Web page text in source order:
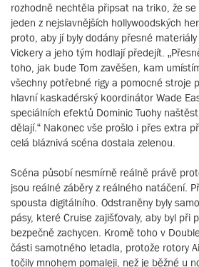
rozhodně nechtěla připsat na triko, že
jeden z nejslavnějších hollywoodských
proto, aby jí byly dodány přesné
Vickery a jeho tým hodlají předejít.
toho, jak bude Tom zavěšen, kam
všechny potřebné rigy a pomocné stroje
hlavní kaskadérský koordinátor Wade
speciálních efektů Dominic Tuohy
dělají.“ Nakonec vše prošlo i přes extra
celá bláznivá scéna dostala zelenou.
Scéna působí nesmírně reálně právě
jsou reálné záběry z reálného natáčení.
spousta digitálního. Odstraněny byly
pásy, které Cruise zajišťovaly, aby byl při
bezpečně zachycen. Kromě toho v
části samotného letadla, protože rotory
točily mnohem pomaleji, než je běžné u